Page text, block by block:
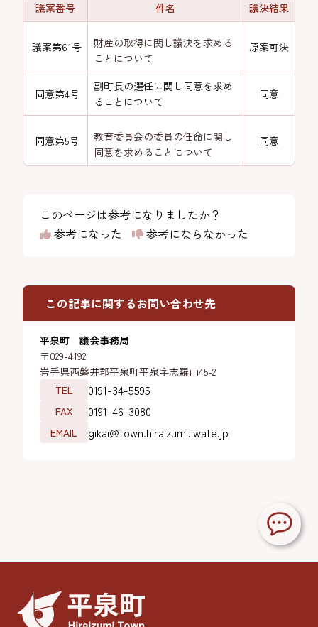
議案番号 件名 議決結果
議案第61号
財産の取得に関し議決を求める
ことについて
原案可決
同意第4号
副町長の選任に関し同意を求め
ることについて
同意
同意第5号
教育委員会の委員の任命に関し
同意を求めることについて
同意
このページは参考になりましたか？
参考になった
参考にならなかった
この記事に関するお問い合わせ先
平泉町 議会事務局
〒029-4192
岩手県西磐井郡平泉町平泉字志羅山45-2
TEL
0191-34-5595
FAX 0191-46-3080
EMAIL gikai@town.hiraizumi.iwate.jp